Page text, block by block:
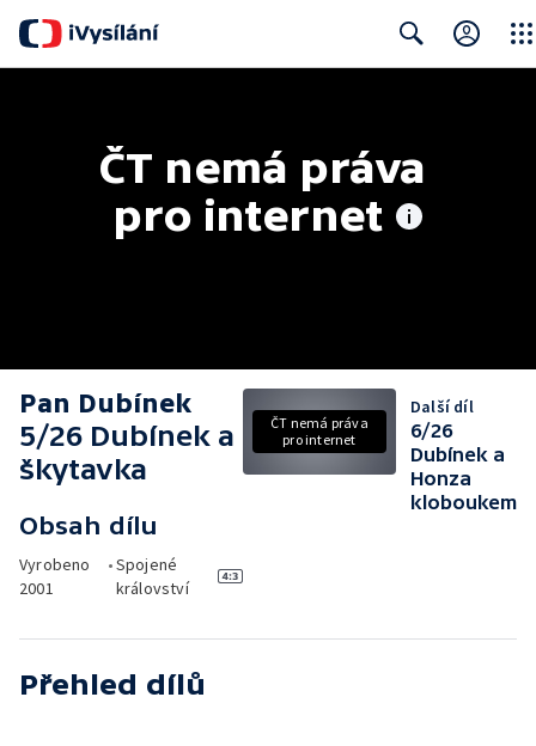
ČT nemá práva
pro internet
Pan Dubínek
5/26 Dubínek a
škytavka
Obsah dílu
Vyrobeno
2001
•Spojené
království
ČT nemá práva
pro internet
Další díl
6/26
Dubínek a
Honza
kloboukem
Přehled dílů